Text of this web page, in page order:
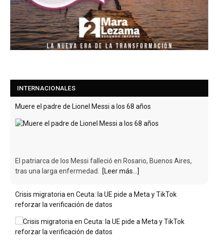
INTERNACIONALES
Muere el padre de Lionel Messi a los 68 años
El patriarca de los Messi falleció en Rosario, Buenos Aires,
tras una larga enfermedad.
[Leer más...]
Crisis migratoria en Ceuta: la UE pide a Meta y TikTok
reforzar la verificación de datos